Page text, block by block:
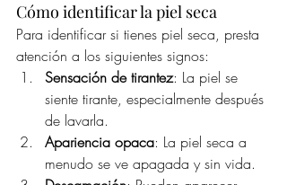
Cómo identificar la piel seca
Para identificar si tienes piel seca, presta
atención a los siguientes signos:
Sensación de tirantez: La piel se
siente tirante, especialmente después
de lavarla.
Apariencia opaca: La piel seca a
menudo se ve apagada y sin vida.